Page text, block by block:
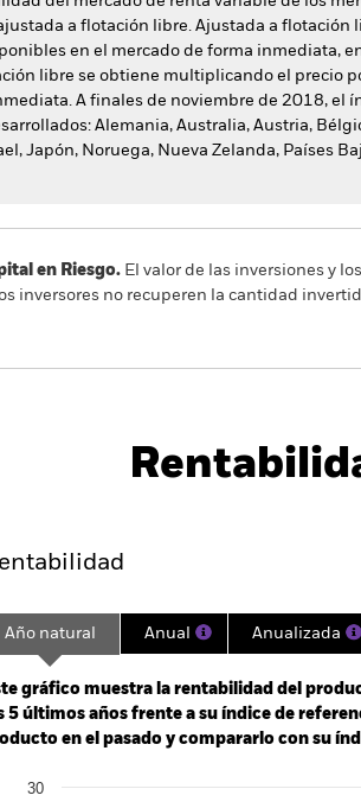
a flotación libre. Ajustada a
en el mercado de forma inmediata,
libre se obtiene multiplicando el precio
A finales de noviembre de 2018, el
Alemania, Australia, Austria,
Japón, Noruega, Nueva Zelanda, Países
en Riesgo. El valor de las inversiones y
inversores no recuperen la cantidad
Datos clave
2020-09-30 00:00:00 to 2026-07-31 00:00:00.
0 to 150.
Año natural Anual Anualizada
gráfico muestra la rentabilidad del
5 últimos años frente a su índice de
en el pasado y compararlo con su
chart with 2 data series.
30